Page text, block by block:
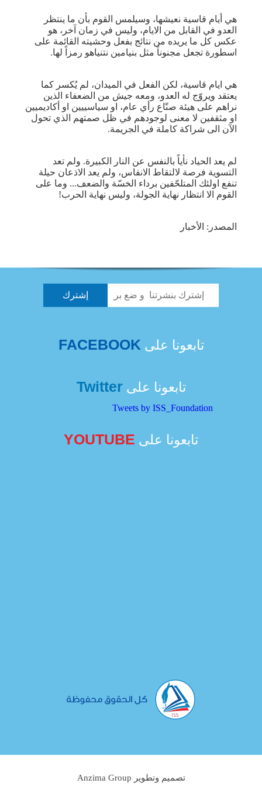
هي أيام قاسية نعيشها، وسيلمس القوم بأن ما ينتظر
العدو في القابل من الايام، وليس في زمان آخر، هو
عكس كل ما يريده من نتائج بفعل وحشيته القائمة على
اسطورة تجعل مجنوناً مثل بنيامين نتنياهو رمزاً لها.
هي ايام قاسية، لكن الفعل في الميدان، لم يُكسر كما
يعتقد ويروّج له العدو، ومعه جيش من الضعفاء الذين
نراهم على هيئة صنّاع رأي عام، او سياسييين او أكاديميين
او مثقفين لا معنى لوجودهم في ظل صمتهم الذي تحول
الآن الى شراكة كاملة في الجريمة.
لم يعد الحياد نأياً بالنفس عن النار الكبيرة. ولم تعد
التسوية فرصة لالتقاط الانفاس، ولم يعد الاذعان حيلة
تنفع اولئك المتلحّفين برداء الخسّة والضعف... وما على
القوم الا انتظار نهاية الجولة، وليس نهاية الحرب!
المصدر: الأخبار
تابعونا على FACEBOOK
تابعونا علىTwitter
Tweets by ISS_Foundation
تابعونا على YOUTUBE
تصميم وتطوير Anzima Group